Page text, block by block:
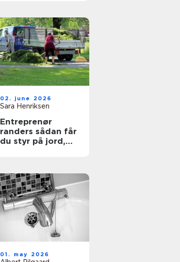
02. june 2026
Sara Henriksen
Entreprenør
randers sådan får
du styr på jord,
01. may 2026